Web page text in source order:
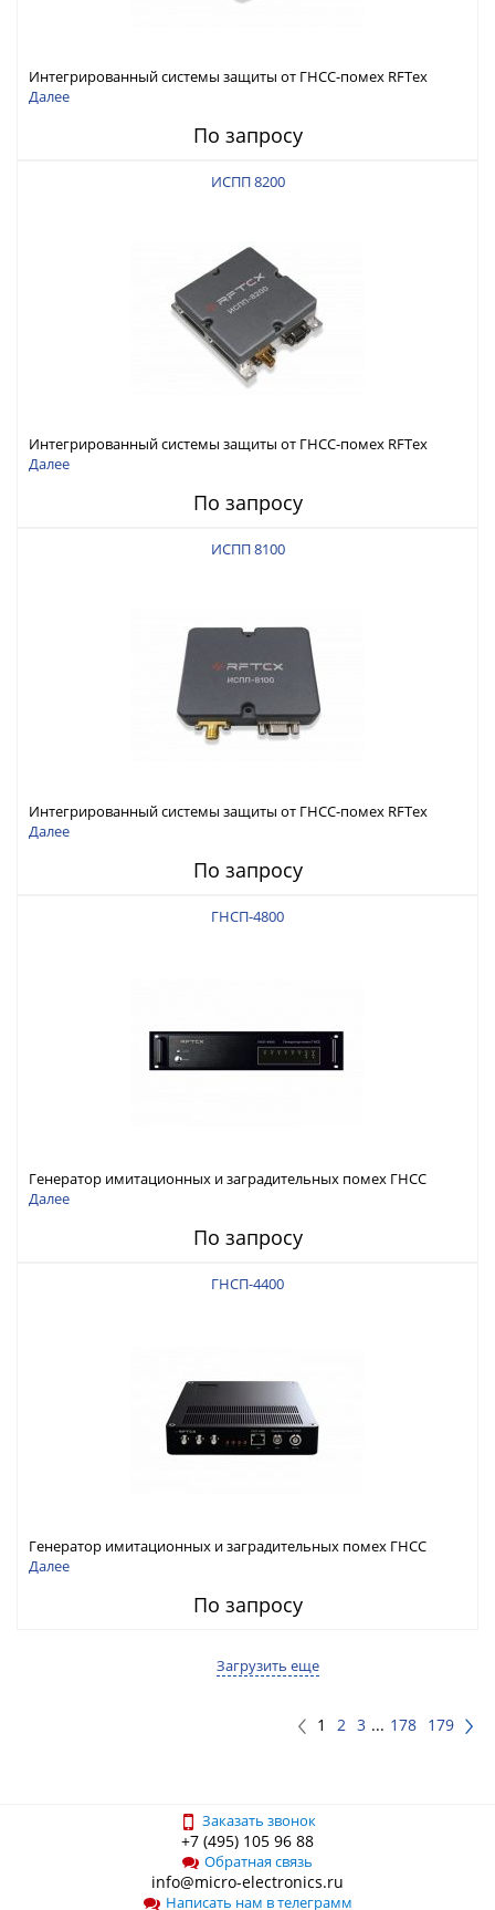
Интегрированный системы защиты от ГНСС-помех RFТех
ИСПП 8300
Далее
По запросу
ИСПП 8200
Интегрированный системы защиты от ГНСС-помех RFТех
ИСПП 8200
Далее
По запросу
ИСПП 8100
Интегрированный системы защиты от ГНСС-помех RFТех
ИСПП 8100
Далее
По запросу
ГНСП-4800
Генератор имитационных и заградительных помех ГНСС
RFТех ГНСП-4800
Далее
По запросу
ГНСП-4400
Генератор имитационных и заградительных помех ГНСС
RFТех ГНСП-4400
Далее
По запросу
Загрузить еще
1 2 3 ... 178 179
Заказать звонок
+7 (495) 105 96 88
Обратная связь
info@micro-electronics.ru
Написать нам в телеграмм